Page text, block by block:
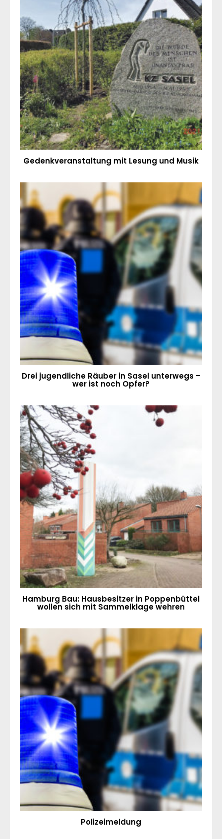
Gedenkveranstaltung mit Lesung und Musik
Drei jugendliche Räuber in Sasel unterwegs –
wer ist noch Opfer?
Hamburg Bau: Hausbesitzer in Poppenbüttel
wollen sich mit Sammelklage wehren
Polizeimeldung